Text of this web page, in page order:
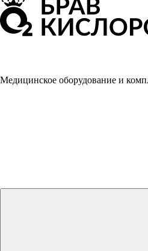
Медицинское оборудование и